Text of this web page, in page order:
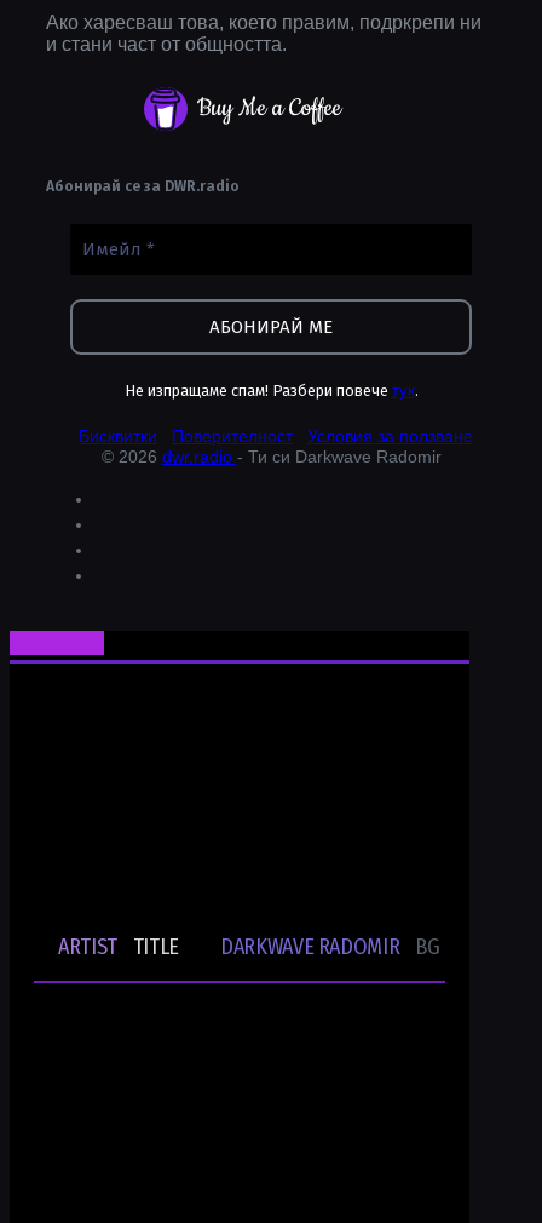
Ако харесваш това, което правим, подркрепи ни
и стани част от общността.
Buy Me a Coffee
Абонирай се за DWR.radio
Не изпращаме спам! Разбери повече тук.
Бисквитки Поверителност
Условия за ползване
© 2026 dwr.radio - Ти си Darkwave Radomir
ARTIST- TITLE DARKWAVE RADOMIR BG